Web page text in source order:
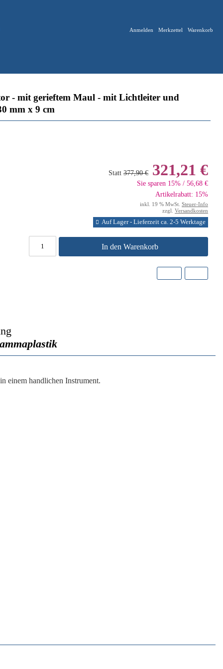
Anmelden Merkzettel Warenkorb
- mit gerieftem Maul - mit Lichtleiter und
mm x 9 cm
Statt 377,90 € 321,21 €
Sie sparen 15% / 56,68 €
Artikelrabatt: 15%
inkl. 19 % MwSt. Steuer-Info
zzgl. Versandkosten
Auf Lager - Lieferzeit ca. 2-5 Werktage
In den Warenkorb
in einem handlichen Instrument.